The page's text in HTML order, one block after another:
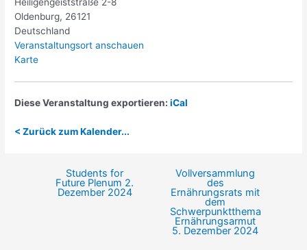
Oldenburg, 26121
Deutschland
Veranstaltungsort anschauen
KarteCORE
Diese Veranstaltung exportieren:iCal
< Zurück zum Kalender...
Beitragsnavigation
Students for
Future Plenum 2.
Dezember 2024
Vollversammlung
des
Ernährungsrats mit
dem
Schwerpunktthema
Ernährungsarmut
5. Dezember 2024